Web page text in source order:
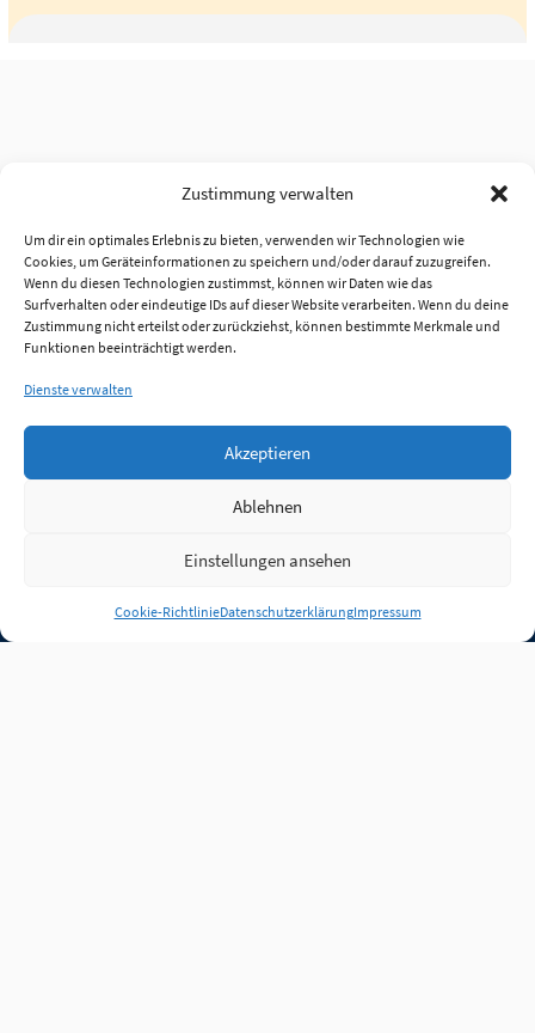
Zustimmung verwalten
Um dir ein optimales Erlebnis zu bieten, verwenden wir Technologien wie
Cookies, um Geräteinformationen zu speichern und/oder darauf zuzugreifen.
Wenn du diesen Technologien zustimmst, können wir Daten wie das
Surfverhalten oder eindeutige IDs auf dieser Website verarbeiten. Wenn du deine
Zustimmung nicht erteilst oder zurückziehst, können bestimmte Merkmale und
Funktionen beeinträchtigt werden.
Dienste verwalten
Akzeptieren
Ablehnen
Einstellungen ansehen
Cookie-RichtlinieDatenschutzerklärungImpressum
Anmelden
Jobs Partner FAQ Quellen